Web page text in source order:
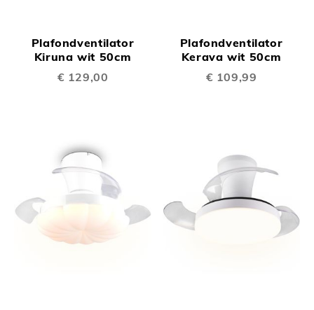
Plafondventilator
Kiruna wit 50cm
€ 129,00
Plafondventilator
Kerava wit 50cm
€ 109,99